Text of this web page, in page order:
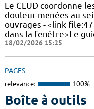
Le CLUD coordonne
douleur menées au
ouvrages - <link
dans la fenêtre>Le
18/02/2026 15:25
PAGES
relevance: 100%
Boîte à outils